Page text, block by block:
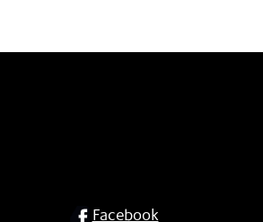
SOCIAL
Facebook